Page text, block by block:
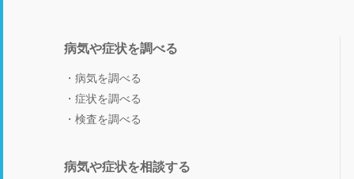
病気や症状を調べる
病気を調べる
症状を調べる
検査を調べる
病気や症状を相談する